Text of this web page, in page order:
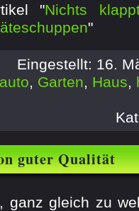
"Nichts
"
Eingestellt: 16.
auto, Garten, Haus,
guter Qualität
ganz gleich zu